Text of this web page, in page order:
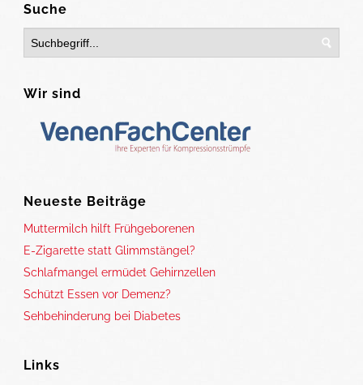
Suche
Wir sind
Neueste Beiträge
Muttermilch hilft Frühgeborenen
E-Zigarette statt Glimmstängel?
Schlafmangel ermüdet Gehirnzellen
Schützt Essen vor Demenz?
Sehbehinderung bei Diabetes
Links